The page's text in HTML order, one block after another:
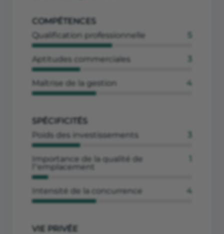
COMPÉTENCES
Qualification professionnelle
Aptitudes commerciales
Maîtrise de la gestion 4
SPÉCIFICITÉS
Poids des investissements
Importance de la qualité de
l''emplacement
Intensité de la concurrence 4
VIE PRIVÉE